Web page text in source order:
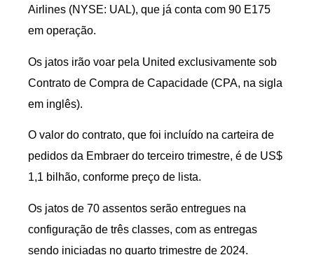
Airlines (NYSE: UAL), que já conta com 90 E175
em operação.
Os jatos irão voar pela United exclusivamente sob
Contrato de Compra de Capacidade (CPA, na sigla
em inglês).
O valor do contrato, que foi incluído na carteira de
pedidos da Embraer do terceiro trimestre, é de US$
1,1 bilhão, conforme preço de lista.
Os jatos de 70 assentos serão entregues na
configuração de três classes, com as entregas
sendo iniciadas no quarto trimestre de 2024.